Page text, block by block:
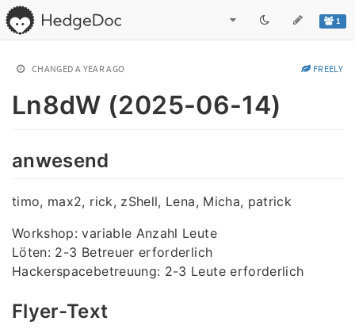
1
CHANGED A YEAR AGO FREELY
Ln8dW (2025-06-14)
anwesend
timo, max2, rick, zShell, Lena, Micha, patrick
Workshop: variable Anzahl Leute
Löten: 2-3 Betreuer erforderlich
Hackerspacebetreuung: 2-3 Leute erforderlich
Flyer-Text